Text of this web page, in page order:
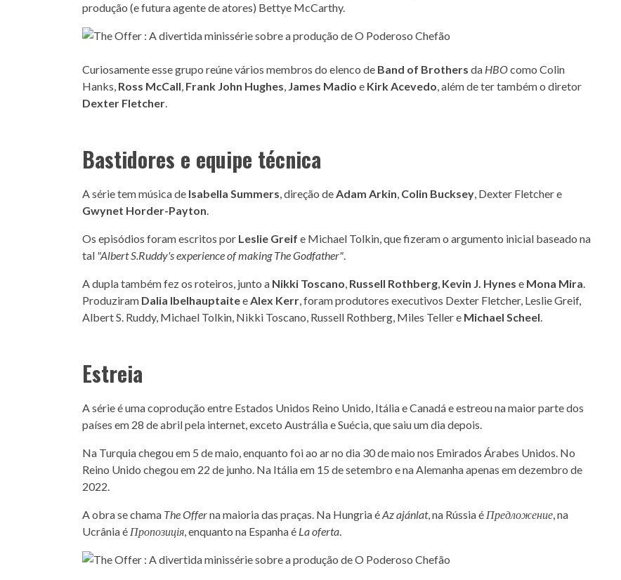
produção (e futura agente de atores) Bettye McCarthy.
Curiosamente esse grupo reúne vários membros do elenco de Band of Brothers da HBOcomo Colin
Hanks, Ross McCall, Frank John Hughes, James Madio e Kirk Acevedo, além de ter também o diretor
Dexter Fletcher.
Bastidores e equipe técnica
A série tem música de Isabella Summers, direção deAdam Arkin, Colin Bucksey, Dexter Fletcher e
Gwynet Horder-Payton.
Os episódios foram escritos por Leslie Greif e Michael Tolkin, que fizeram o argumento inicial baseado na
tal "Albert S.Ruddy's experience of making The Godfather".
A dupla também fez os roteiros, junto a Nikki Toscano, Russell Rothberg, Kevin J. Hynes e Mona Mira.
Produziram Dalia IbelhauptaiteeAlex Kerr, foram produtores executivos Dexter Fletcher, Leslie Greif,
Albert S. Ruddy, Michael Tolkin, Nikki Toscano, Russell Rothberg, Miles Teller e Michael Scheel.
Estreia
A série é uma coprodução entre Estados Unidos Reino Unido, Itália e Canadá e estreou na maior parte dos
países em 28 de abril pela internet, exceto Austrália e Suécia, que saiu um dia depois.
Na Turquia chegou em 5 de maio, enquanto foi ao ar no dia 30 de maio nos Emirados Árabes Unidos. No
Reino Unido chegou em 22 de junho. Na Itália em 15 de setembro e na Alemanha apenas em dezembro de
2022.
A obra se chama The Offerna maioria das praças. Na Hungria éAz ajánlat, na Rússia é Предложение, na
Ucrânia é Пропозиція, enquanto na Espanha é La oferta.